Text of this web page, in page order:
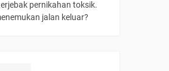
pernikahan toksik.
jalan keluar?